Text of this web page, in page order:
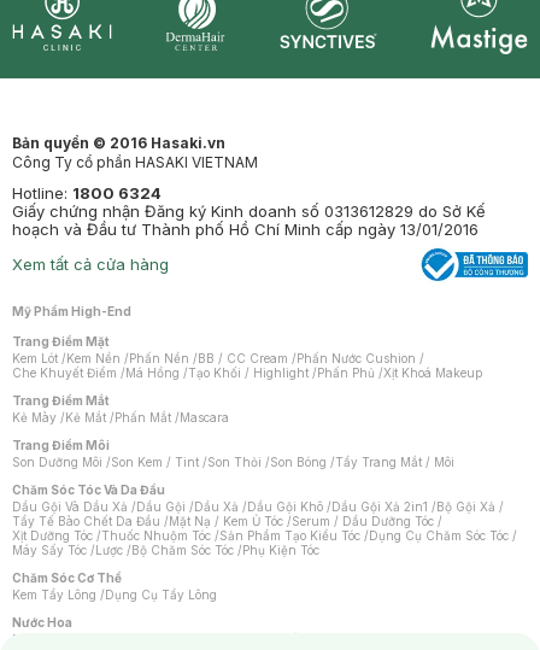
Bản quyền © 2016 Hasaki.vn
Công Ty cổ phần HASAKI VIETNAM
Hotline: 1800 6324
Giấy chứng nhận Đăng ký Kinh doanh số 0313612829 do Sở Kế
hoạch và Đầu tư Thành phố Hồ Chí Minh cấp ngày 13/01/2016
Xem tất cả cửa hàng
Mỹ Phẩm High-End
Trang Điểm Mặt
Kem Lót /Kem Nền /Phấn Nền /BB / CC Cream /Phấn Nước Cushion /
Che Khuyết Điểm /Má Hồng /Tạo Khối / Highlight /Phấn Phủ /Xịt Khoá Makeup
Trang Điểm Mắt
Kẻ Mày /Kẻ Mắt /Phấn Mắt /Mascara
Trang Điểm Môi
Son Dưỡng Môi /Son Kem / Tint /Son Thỏi /Son Bóng /Tẩy Trang Mắt / Môi
Chăm Sóc Tóc Và Da Đầu
Dầu Gội Và Dầu Xả /Dầu Gội /Dầu Xả /Dầu Gội Khô /Dầu Gội Xả 2in1 /Bộ Gội Xả /
Tẩy Tế Bào Chết Da Đầu /Mặt Nạ / Kem Ủ Tóc /Serum / Dầu Dưỡng Tóc /
Xịt Dưỡng Tóc /Thuốc Nhuộm Tóc /Sản Phẩm Tạo Kiểu Tóc /Dụng Cụ Chăm Sóc Tóc /
Máy Sấy Tóc /Lược /Bộ Chăm Sóc Tóc /Phụ Kiện Tóc
Chăm Sóc Cơ Thể
Kem Tẩy Lông /Dụng Cụ Tẩy Lông
Nước Hoa
Nước Hoa Nữ